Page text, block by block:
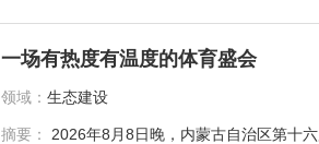
一场有热度有温度的体育盛会
领域：生态建设
摘要：
2026年8月8日晚，内蒙古自治区第十